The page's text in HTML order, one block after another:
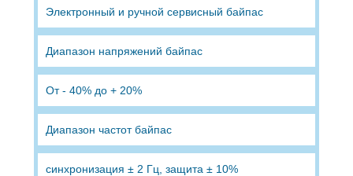
Электронный и ручной сервисный байпас
Диапазон напряжений байпас
От - 40% до + 20%
Диапазон частот байпас
синхронизация ± 2 Гц, защита ± 10%